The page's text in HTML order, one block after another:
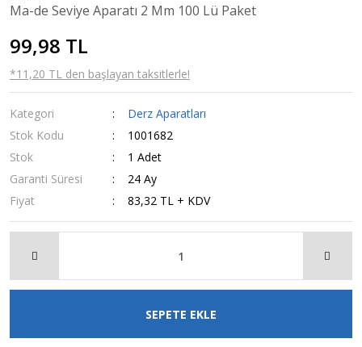
Ma-de Seviye Aparatı 2 Mm 100 Lü Paket
99,98 TL
*11,20 TL den başlayan taksitlerle!
Kategori
Derz Aparatları
Stok Kodu
1001682
Stok
1 Adet
Garanti Süresi
24 Ay
Fiyat
83,32 TL + KDV
SEPETE EKLE